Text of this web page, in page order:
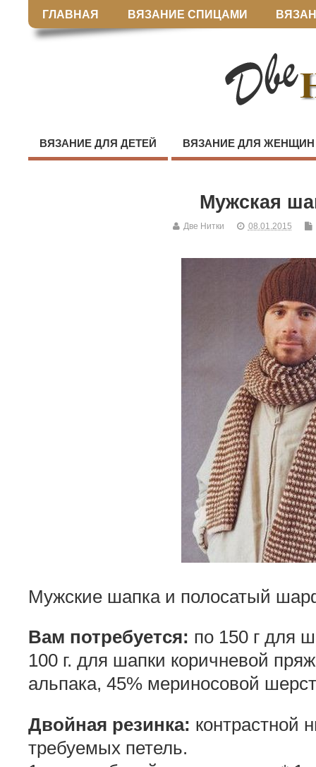
ГЛАВНАЯ ВЯЗАНИЕ СПИЦАМИ
ВЯЗАНИЕ ДЛЯ ДЕТЕЙ ВЯЗАНИЕ ДЛЯ ЖЕНЩИН
Мужская
Две Нитки 08.01.2015
Мужские шапка и полосатый
Вам потребуется: по 150 г для
100 г. для шапки коричневой
альпака, 45% мериносовой
Двойная резинка: контрастной
требуемых петель.